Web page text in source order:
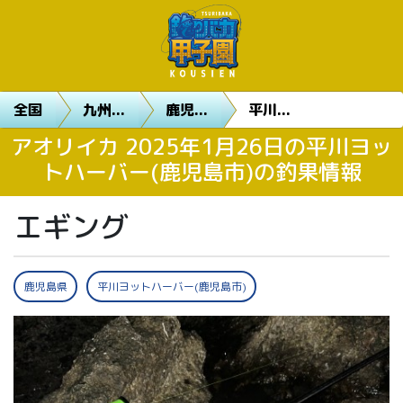
全国 九州... 鹿児... 平川...
アオリイカ 2025年1月26日の平川ヨッ
トハーバー(鹿児島市)の釣果情報
エギング
鹿児島県 平川ヨットハーバー(鹿児島市)